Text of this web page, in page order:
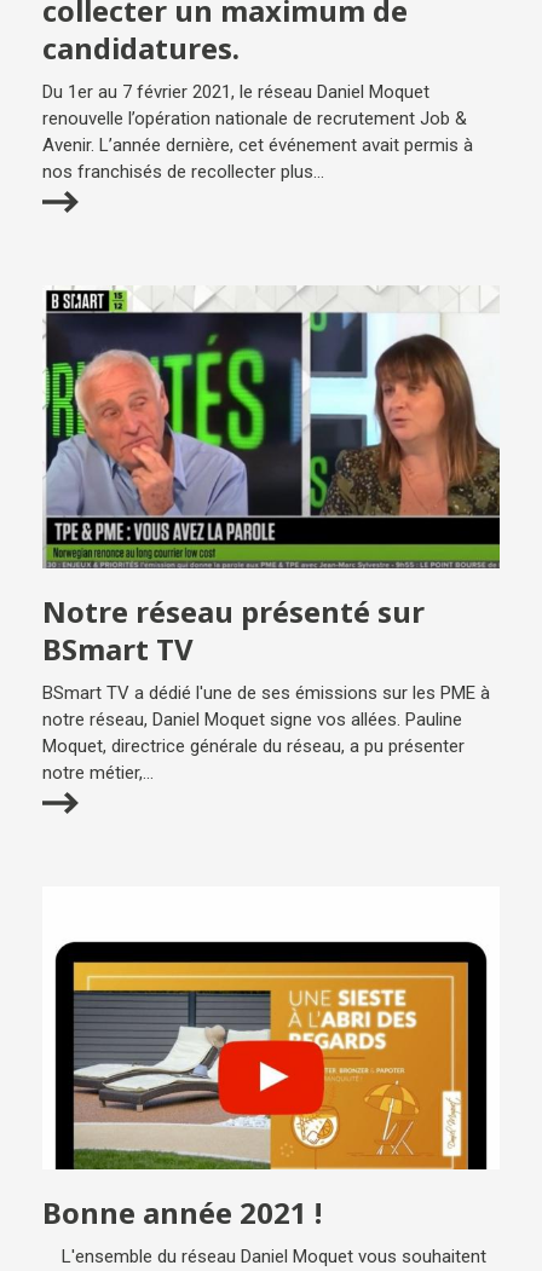
collecter un maximum de
candidatures.
Du 1er au 7 février 2021, le réseau Daniel Moquet
renouvelle l’opération nationale de recrutement Job &
Avenir. L’année dernière, cet événement avait permis à
nos franchisés de recollecter plus...
Notre réseau présenté sur
BSmart TV
BSmart TV a dédié l'une de ses émissions sur les PME à
notre réseau, Daniel Moquet signe vos allées. Pauline
Moquet, directrice générale du réseau, a pu présenter
notre métier,...
Bonne année 2021 !
L'ensemble du réseau Daniel Moquet vous souhaitent